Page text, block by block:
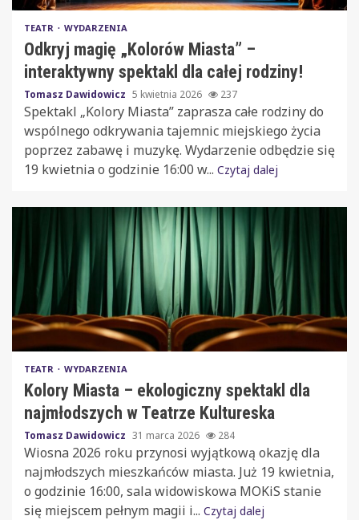
TEATR WYDARZENIA
Odkryj magię „Kolorów Miasta” –
interaktywny spektakl dla całej rodziny!
Tomasz Dawidowicz 5 kwietnia 2026 237
Spektakl „Kolory Miasta” zaprasza całe rodziny do
wspólnego odkrywania tajemnic miejskiego życia
poprzez zabawę i muzykę. Wydarzenie odbędzie się
19 kwietnia o godzinie 16:00 w... Czytaj dalej
TEATR WYDARZENIA
Kolory Miasta – ekologiczny spektakl dla
najmłodszych w Teatrze Kultureska
Tomasz Dawidowicz 31 marca 2026 284
Wiosna 2026 roku przynosi wyjątkową okazję dla
najmłodszych mieszkańców miasta. Już 19 kwietnia,
o godzinie 16:00, sala widowiskowa MOKiS stanie
się miejscem pełnym magii i... Czytaj dalej